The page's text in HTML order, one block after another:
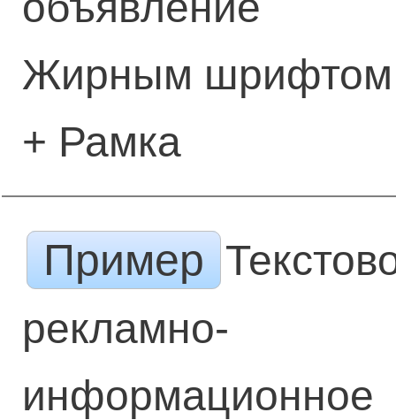
Жирным шрифтом
+ Рамка
Пример
рекламно-
информационное